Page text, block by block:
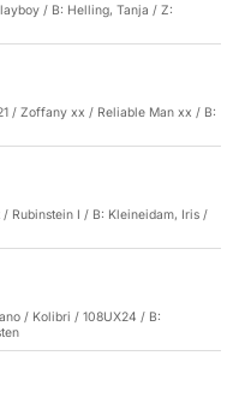
/ B: Helling, Tanja / Z:
/ Zoffany xx / Reliable Man xx / B:
Rubinstein I / B: Kleineidam, Iris /
/ Kolibri / 108UX24 / B: